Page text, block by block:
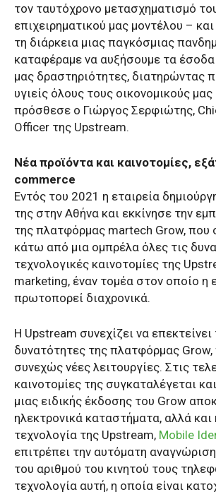
τον ταυτόχρονο μετασχηματισμό
επιχειρηματικού μας μοντέλου –
τη διάρκεια μιας παγκόσμιας
καταφέραμε να αυξήσουμε τα έσοδα
μας δραστηριότητες, διατηρώντας
υγιείς όλους τους οικονομικούς μας
πρόσθεσε ο Γιώργος Σερφιώτης,
Officer της Upstream.
Νέα προϊόντα και καινοτομίες,
commerce
Εντός του 2021 η εταιρεία
της στην Αθήνα και εκκίνησε την
της πλατφόρμας martech Grow, που
κάτω από μια ομπρέλα όλες τις
τεχνολογικές καινοτομίες της
marketing, έναν τομέα στον οποίο η
πρωτοπορεί διαχρονικά.
Η Upstream συνεχίζει να επεκτείνει
δυνατότητες της πλατφόρμας
συνεχώς νέες λειτουργίες. Στις
καινοτομίες της συγκαταλέγεται
μιας ειδικής έκδοσης του Grow
ηλεκτρονικά καταστήματα, αλλά και
τεχνολογία της Upstream, Mobile
επιτρέπει την αυτόματη
του αριθμού του κινητού τους
τεχνολογία αυτή, η οποία είναι